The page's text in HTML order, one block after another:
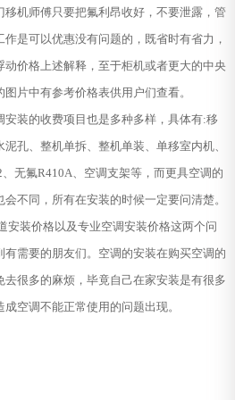
机师傅只要把氟利昂收好，不要泄露，管
是可以优惠没有问题的，既省时有省力，
动价格上述解释，至于柜机或者更大的中央
片中有参考价格表供用户们查看。
安装的收费项目也是多种多样，具体有:移
孔、整机单拆、整机单装、单移室内机、
无氟R410A、空调支架等，而更具空调的
不同，所有在安装的时候一定要问清楚。
安装价格以及专业空调安装价格这两个问
需要的朋友们。空调的安装在购买空调的
很多的麻烦，毕竟自己在家安装是有很多
空调不能正常使用的问题出现。